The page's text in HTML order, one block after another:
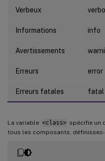
Verbeux
Informations info
Avertissements
Erreurs error
Erreurs fatales fatal
La variable <class> spécifie un
tous les composants,